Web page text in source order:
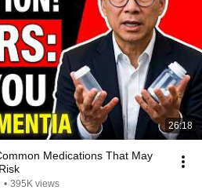
26:18
Medications That May
• 395K views